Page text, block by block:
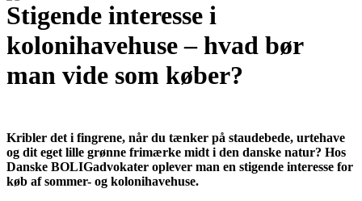
Stigende interesse i
kolonihavehuse – hvad bør
man vide som køber?
Kribler det i fingrene, når du tænker på staudebede, urtehave
og dit eget lille grønne frimærke midt i den danske natur? Hos
Danske BOLIGadvokater oplever man en stigende interesse for
køb af sommer- og kolonihavehuse.